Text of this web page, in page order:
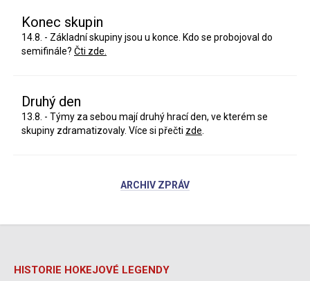
Konec skupin
14.8. - Základní skupiny jsou u konce. Kdo se probojoval do
semifinále? Čti zde.
Druhý den
13.8. - Týmy za sebou mají druhý hrací den, ve kterém se
skupiny zdramatizovaly. Více si přečti zde
ARCHIV ZPRÁV
HISTORIE HOKEJOVÉ LEGENDY